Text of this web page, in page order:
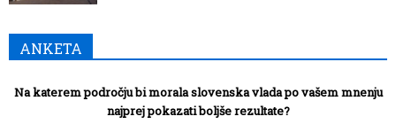
ANKETA
Na katerem področju bi morala slovenska vlada po vašem mnenju
najprej pokazati boljše rezultate?